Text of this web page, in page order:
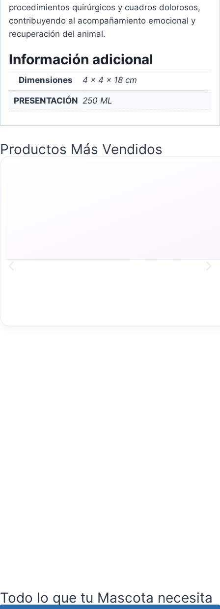
procedimientos quirúrgicos y cuadros dolorosos,
contribuyendo al acompañamiento emocional y
recuperación del animal.
Información adicional
Dimensiones 4 × 4 × 18 cm
PRESENTACIÓN 250 ML
Productos Más Vendidos
Todo lo que tu Mascota necesita